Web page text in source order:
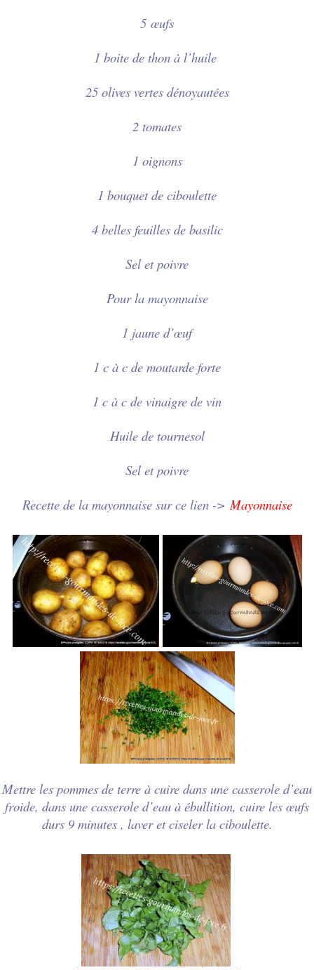
5 œufs
1 boite de thon à l’huile
25 olives vertes dénoyautées
2 tomates
1 oignons
1 bouquet de ciboulette
4 belles feuilles de basilic
Sel et poivre
Pour la mayonnaise
1 jaune d’œuf
1 c à c de moutarde forte
1 c à c de vinaigre de vin
Huile de tournesol
Sel et poivre
Recette de la mayonnaise sur ce lien -> Mayonnaise
Mettre les pommes de terre à cuire dans une casserole d’eau
froide, dans une casserole d’eau à ébullition, cuire les œufs
durs 9 minutes , laver et ciseler la ciboulette.